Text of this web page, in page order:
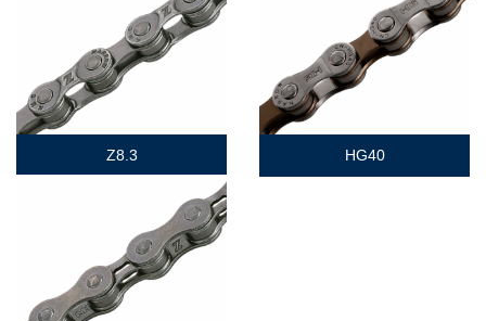
Z8.3 HG40